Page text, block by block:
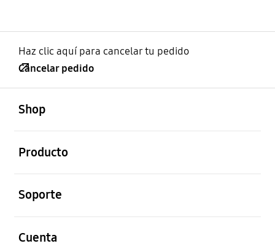
Haz clic aquí para cancelar tu pedido
Cancelar pedido
Shop
Producto
Soporte
Cuenta